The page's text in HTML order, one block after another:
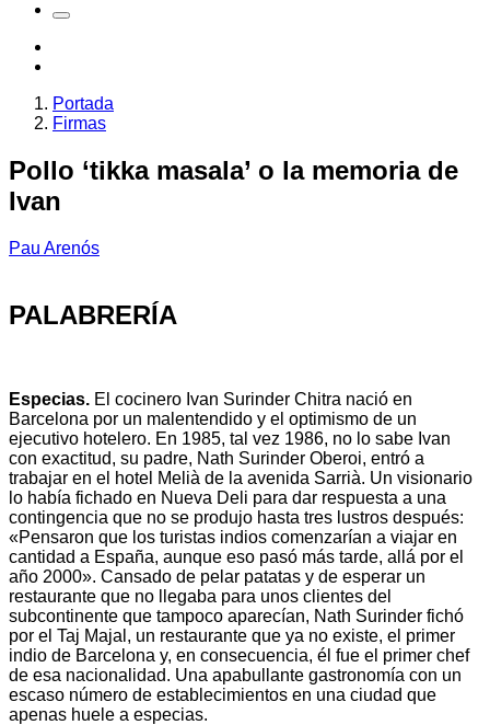
Portada
Firmas
Pollo ‘tikka masala’ o la memoria de
Ivan
Pau Arenós
PALABRERÍA
Especias. El cocinero Ivan Surinder Chitra nació en
Barcelona por un malentendido y el optimismo de un
ejecutivo hotelero. En 1985, tal vez 1986, no lo sabe Ivan
con exactitud, su padre, Nath Surinder Oberoi, entró a
trabajar en el hotel Melià de la avenida Sarrià. Un visionario
lo había fichado en Nueva Deli para dar respuesta a una
contingencia que no se produjo hasta tres lustros después:
«Pensaron que los turistas indios comenzarían a viajar en
cantidad a España, aunque eso pasó más tarde, allá por el
año 2000». Cansado de pelar patatas y de esperar un
restaurante que no llegaba para unos clientes del
subcontinente que tampoco aparecían, Nath Surinder fichó
por el Taj Majal, un restaurante que ya no existe, el primer
indio de Barcelona y, en consecuencia, él fue el primer chef
de esa nacionalidad. Una apabullante gastronomía con un
escaso número de establecimientos en una ciudad que
apenas huele a especias.